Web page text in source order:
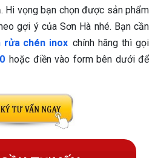
Hi vọng bạn chọn được sản phẩm
gợi ý của Sơn Hà nhé. Bạn cần
rửa chén inox chính hãng thì gọi
hoặc điền vào form bên dưới để